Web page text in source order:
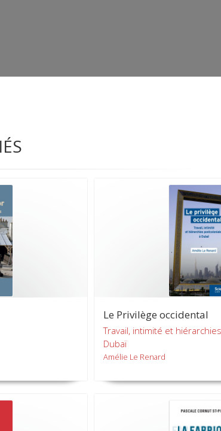
Le Privilège occidental
Travail, intimité et
Dubaï
Amélie Le Renard